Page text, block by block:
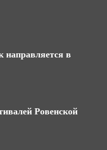
направляется в
Ровенской